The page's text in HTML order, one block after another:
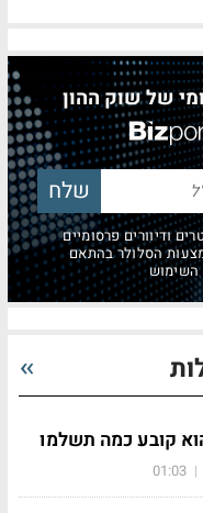
של שוק ההון
ודיוורים פרסומיים
הסלולר בהתאם
קובע כמה תשלמו
|
01:03